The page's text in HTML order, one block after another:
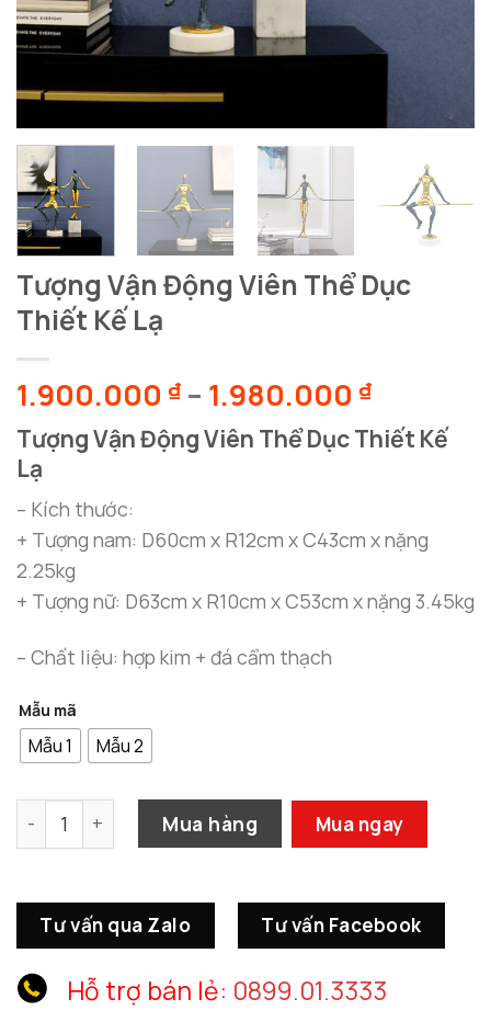
Tượng Vận Động Viên Thể Dục
Thiết Kế Lạ
1.900.000 ₫ – 1.980.000 ₫Khoảng
giá:
từ
Tượng Vận Động Viên Thể Dục Thiết Kế
Lạ
– Kích thước:
+ Tượng nam: D60cm x R12cm x C43cm x nặng
2.25kg
+ Tượng nữ: D63cm x R10cm x C53cm x nặng 3.45kg
– Chất liệu: hợp kim + đá cẩm thạch
Mẫu mã
Mẫu 1 Mẫu 2
Tượng Vận Động Viên Thể Dục Thiết Kế Lạ số lượng
Mua hàng Mua ngay
Tư vấn qua Zalo Tư vấn Facebook
Hỗ trợ bán lẻ: 0899.01.3333